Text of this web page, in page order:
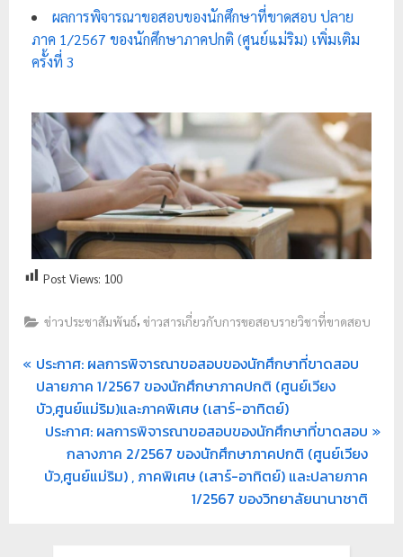
เ
ชี
ใ
ม่
ผลการพิจารณาขอสอบของนักศึกษาที่ขาดสอบ ปลาย
ภาค 1/2567 ของนักศึกษาภาคปกติ (ศูนย์แม่ริม) เพิ่มเติม
ครั้งที่ 3
Post Views: 100
ข่าวประชาสัมพันธ์,ข่าวสารเกี่ยวกับการขอสอบรายวิชาที่ขาดสอบ
ประกาศ: ผลการพิจารณาขอสอบของนักศึกษาที่ขาดสอบ
ปลายภาค 1/2567 ของนักศึกษาภาคปกติ (ศูนย์เวียง
บัว,ศูนย์แม่ริม)และภาคพิเศษ (เสาร์-อาทิตย์)
ประกาศ: ผลการพิจารณาขอสอบของนักศึกษาที่ขาดสอบ
กลางภาค 2/2567 ของนักศึกษาภาคปกติ (ศูนย์เวียง
บัว,ศูนย์แม่ริม) , ภาคพิเศษ (เสาร์-อาทิตย์) และปลายภาค
1/2567 ของวิทยาลัยนานาชาติ